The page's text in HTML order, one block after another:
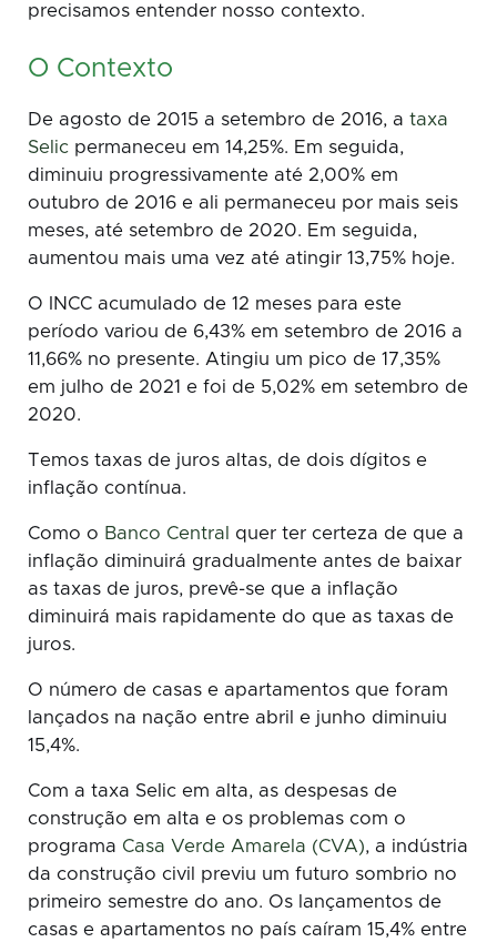
precisamos entender nosso contexto.
O Contexto
De agosto de 2015 a setembro de 2016, a taxa
Selic permaneceu em 14,25%. Em seguida,
diminuiu progressivamente até 2,00% em
outubro de 2016 e ali permaneceu por mais seis
meses, até setembro de 2020. Em seguida,
aumentou mais uma vez até atingir 13,75% hoje.
O INCC acumulado de 12 meses para este
período variou de 6,43% em setembro de 2016 a
11,66% no presente. Atingiu um pico de 17,35%
em julho de 2021 e foi de 5,02% em setembro de
2020.
Temos taxas de juros altas, de dois dígitos e
inflação contínua.
Como o Banco Central
quer ter certeza de que a
inflação diminuirá gradualmente antes de baixar
as taxas de juros, prevê-se que a inflação
diminuirá mais rapidamente do que as taxas de
juros.
O número de casas e apartamentos que foram
lançados na nação entre abril e junho diminuiu
15,4%.
Com a taxa Selic em alta, as despesas de
construção em alta e os problemas com o
programa Casa Verde Amarela (CVA), a indústria
da construção civil previu um futuro sombrio no
primeiro semestre do ano. Os lançamentos de
casas e apartamentos no país caíram 15,4% entre